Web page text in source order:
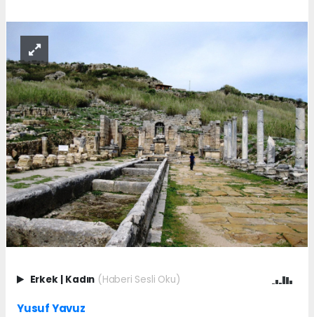
Erkek Kadın (Haberi Sesli Oku)
Yusuf Yavuz